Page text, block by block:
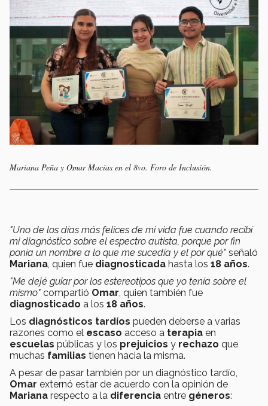
Mariana Peña y Omar Macías en el 8vo. Foro de Inclusión.
"Uno de los días más felices de mi vida fue cuando recibí
mi diagnóstico sobre el espectro autista, porque por fin
ponía un nombre a lo que me sucedía y el por qué" señaló
Mariana, quien fue diagnosticada hasta los 18 años.
"Me dejé guiar por los estereotipos que yo tenía sobre el
mismo" compartió Omar, quien también fue
diagnosticado a los 18 años.
Los diagnósticos tardíos pueden deberse a varias
razones como el escaso acceso a terapia en
escuelas públicas y los prejuicios y rechazo que
muchas familias tienen hacia la misma.
A pesar de pasar también por un diagnóstico tardío,
Omar externó estar de acuerdo con la opinión de
Mariana respecto a la diferencia entre géneros: